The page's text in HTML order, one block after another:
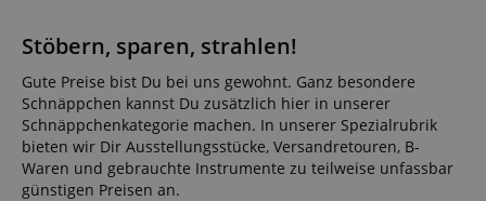
Stöbern, sparen, strahlen!
Gute Preise bist Du bei uns gewohnt. Ganz besondere
Schnäppchen kannst Du zusätzlich hier in unserer
Schnäppchenkategorie machen. In unserer Spezialrubrik
bieten wir Dir Ausstellungsstücke, Versandretouren, B-
Waren und gebrauchte Instrumente zu teilweise unfassbar
günstigen Preisen an.